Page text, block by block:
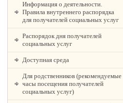
Информация о деятельности.
Правила внутреннего распорядка
для получателей социальных услуг
Распорядок дня получателей
социальных услуг
Доступная среда
Для родственников (рекомендуемые
часы посещения получателей
социальных услуг)